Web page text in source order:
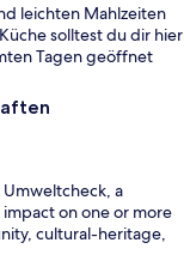
leichten Mahlzeiten
solltest du dir hier
Tagen geöffnet
a
on one or more
cultural-heritage,